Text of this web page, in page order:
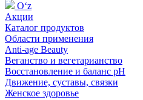
Oʻz
Акции
Каталог продуктов
Области применения
Anti-age Beauty
Веганство и вегетарианство
Восстановление и баланс pH
Движение, суставы, связки
Женское здоровье